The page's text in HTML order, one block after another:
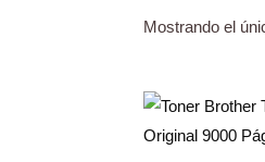
Mostrando el